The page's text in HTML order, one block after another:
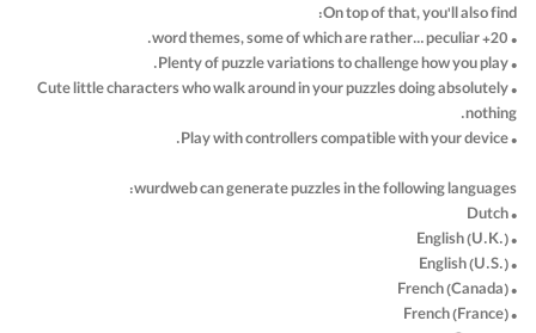
On top of that, you'll also find:
• 20+ word themes, some of which are rather… peculiar.
• Plenty of puzzle variations to challenge how you play.
• Cute little characters who walk around in your puzzles doing absolutely
nothing.
• Play with controllers compatible with your device.
wurdweb can generate puzzles in the following languages:
• Dutch
• English (U.K.)
• English (U.S.)
• French (Canada)
• French (France)